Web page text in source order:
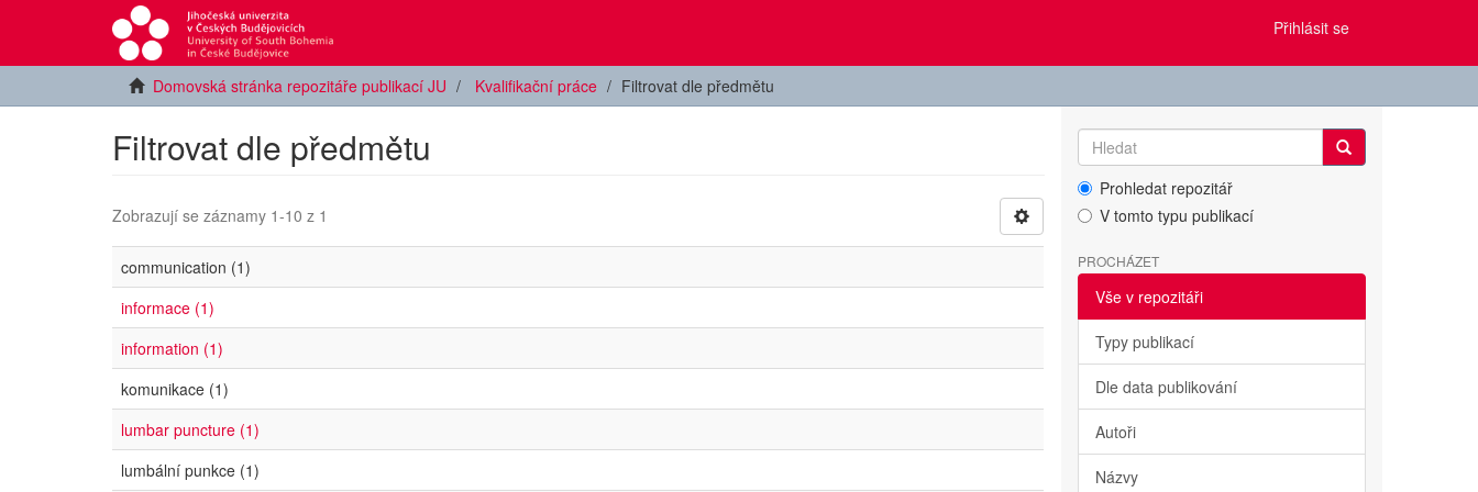
Přihlásit se
Domovská stránka repozitáře publikací JU Kvalifikační práce Filtrovat dle předmětu
Filtrovat dle předmětu
Zobrazují se záznamy 1-10 z 1
communication (1)
informace (1)
information (1)
komunikace (1)
lumbar puncture (1)
lumbální punkce (1)
Prohledat repozitář
V tomto typu publikací
PROCHÁZET
Vše v repozitáři
Typy publikací
Dle data publikování
Autoři
Názvy